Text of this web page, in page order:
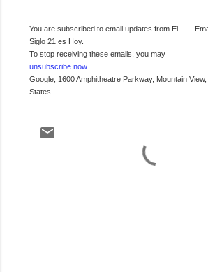
You are subscribed to email updates from El
Siglo 21 es Hoy.
To stop receiving these emails, you may
unsubscribe now.
Google, 1600 Amphitheatre Parkway, Mountain
States